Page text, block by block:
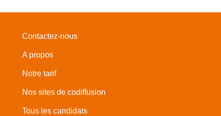
Contactez-nous
A propos
Notre tarif
Nos sites de codiffusion
Tous les candidats